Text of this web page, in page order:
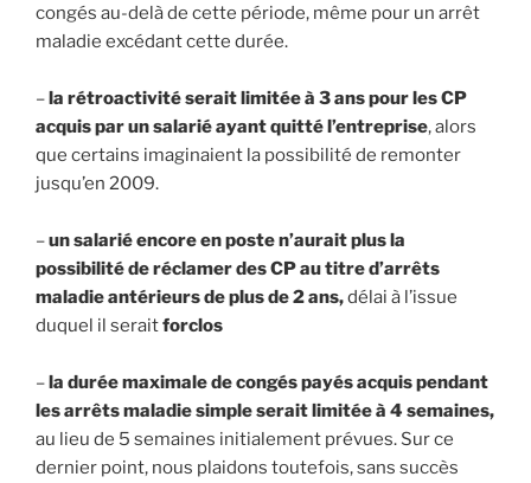
congés au-delà de cette période, même pour un arrêt
maladie excédant cette durée.
–la rétroactivité serait limitée à 3 ans pour les CP
acquis par un salarié ayant quitté l’entreprise, alors
que certains imaginaient la possibilité de remonter
jusqu’en 2009.
–un salarié encore en poste n’aurait plus la
possibilité de réclamer des CP au titre d’arrêts
maladie antérieurs de plus de 2 ans,délai à l’issue
duquel il seraitforclos
–la durée maximale de congés payés acquis pendant
les arrêts maladie simple serait limitée à 4 semaines,
au lieu de 5 semaines initialement prévues. Sur ce
dernier point, nous plaidons toutefois, sans succès